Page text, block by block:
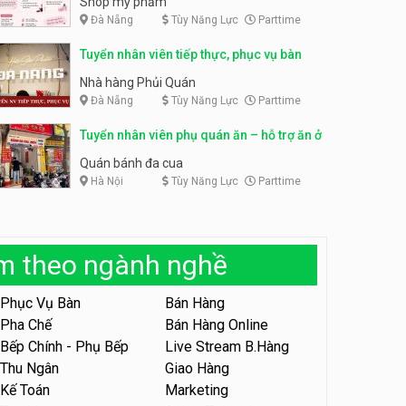
trực page, thu ngân parttime
GRAVI ESCAPE ROOM
Tuyển nhân viên bán hàng,
KIBO KIDS
Tuyển nhân viên edit ảnh,
Công ty
Tuyển nhân viên tiếp thực,
Tuyển nhân viên phục vụ ca
tối – quán kem dừa
Quán kem dừa
Tuyển nhân viên phụ bếp –
Bún Đậu Mắm Tôm – Bếp
Bún Đậu Mắm Tôm - Bếp Tiên
Đà Nẵng Tùy Năng Lực Parttime
Tuyển nhân viên tiếp thực, phục vụ bàn
Nhà hàng Phủi Quán
Đà Nẵng Tùy Năng Lực Parttime
Tuyển nhân viên phụ quán ăn – hỗ trợ ăn ở
Quán bánh đa cua
Hà Nội Tùy Năng Lực Parttime
theo ngành nghề
Phục Vụ Bàn
Bán Hàng
Pha Chế
Bán Hàng Online
Bếp Chính - Phụ Bếp
Live Stream B.Hàng
Thu Ngân
Giao Hàng
Kế Toán
Marketing